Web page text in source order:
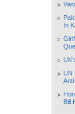
In
UN
Bill